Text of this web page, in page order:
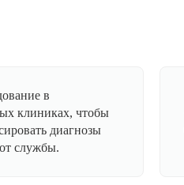
в
клиниках, чтобы
диагнозы
службы.